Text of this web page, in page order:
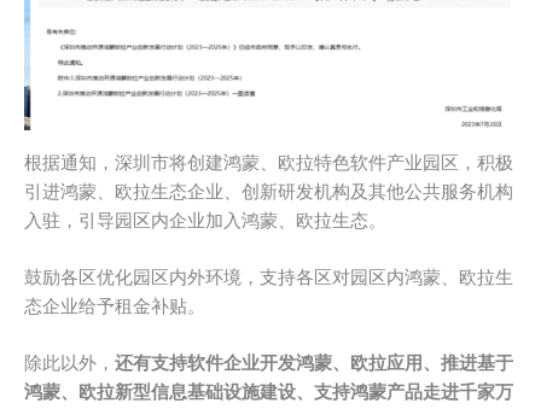
根据通知，深圳市将创建鸿蒙、欧拉特色软件产业园区，积极
引进鸿蒙、欧拉生态企业、创新研发机构及其他公共服务机构
入驻，引导园区内企业加入鸿蒙、欧拉生态。
鼓励各区优化园区内外环境，支持各区对园区内鸿蒙、欧拉生
态企业给予租金补贴。
除此以外， 还有支持软件企业开发鸿蒙、欧拉应用、推进基于
鸿蒙、欧拉新型信息基础设施建设、支持鸿蒙产品走进千家万